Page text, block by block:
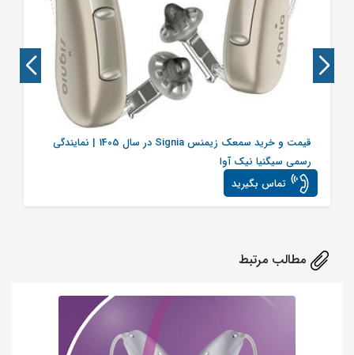
قیمت و خرید سمعک زیمنس Signia در سال 1405 | نمایندگی
رسمی سیگنیا نیک آوا
تماس بگیرید
مطالب مرتبط